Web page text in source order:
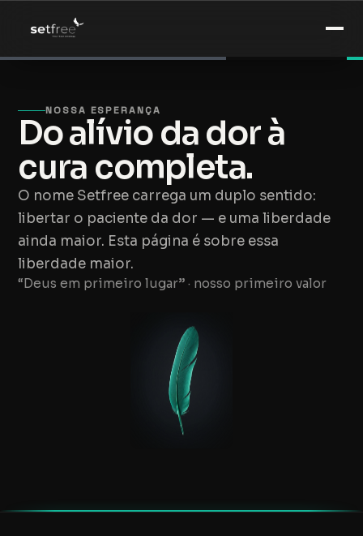
NOSSA ESPERANÇA
Do alívio da dor à
cura completa.
O nome Setfree carrega um duplo sentido:
libertar o paciente da dor — e uma liberdade
ainda maior. Esta página é sobre essa
liberdade maior.
“Deus em primeiro lugar” · nosso primeiro valor